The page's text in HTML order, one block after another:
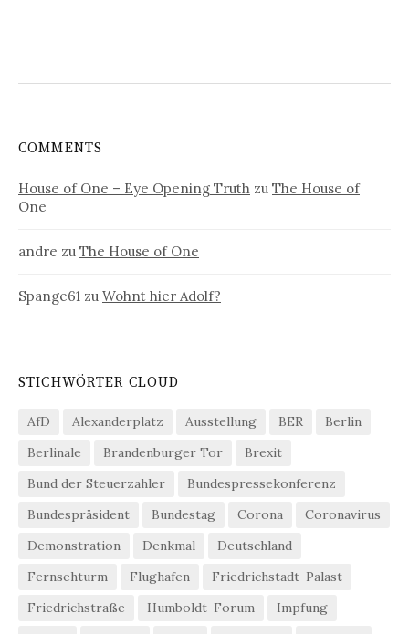
COMMENTS
House of One – Eye Opening Truth zu The House of
One
andre zu The House of One
Spange61 zu Wohnt hier Adolf?
STICHWÖRTER CLOUD
AfD Alexanderplatz Ausstellung BER
Berlin
Berlinale
Brandenburger Tor
Brexit
Bund der Steuerzahler
Bundespressekonferenz
Bundespräsident
Bundestag Corona
Coronavirus
Demonstration
Denkmal
Deutschland
Fernsehturm
Flughafen
Friedrichstadt-Palast
Friedrichstraße
Humboldt-Forum
Impfung